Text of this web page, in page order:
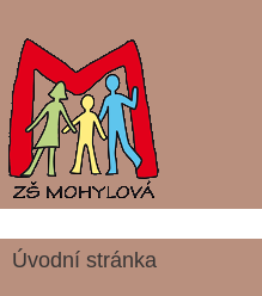
Úvodní stránka